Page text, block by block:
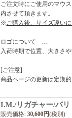
ご注文時にご使用のマウ
内させて頂きます。
※ご購入後、サイズ違い
ロゴについて …
入荷時期で位置、大きさ
[ご注意]
商品ページの更新は定期
I.M./リガチャー/バ
販売価格: 30,600円(税別)